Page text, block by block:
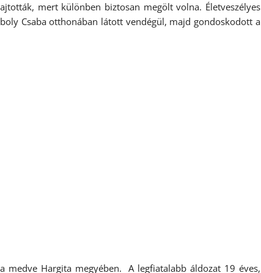
mert különben biztosan megölt volna. Életveszélyes
Csaba otthonában látott vendégül, majd gondoskodott a
medve Hargita megyében. A legfiatalabb áldozat 19 éves,